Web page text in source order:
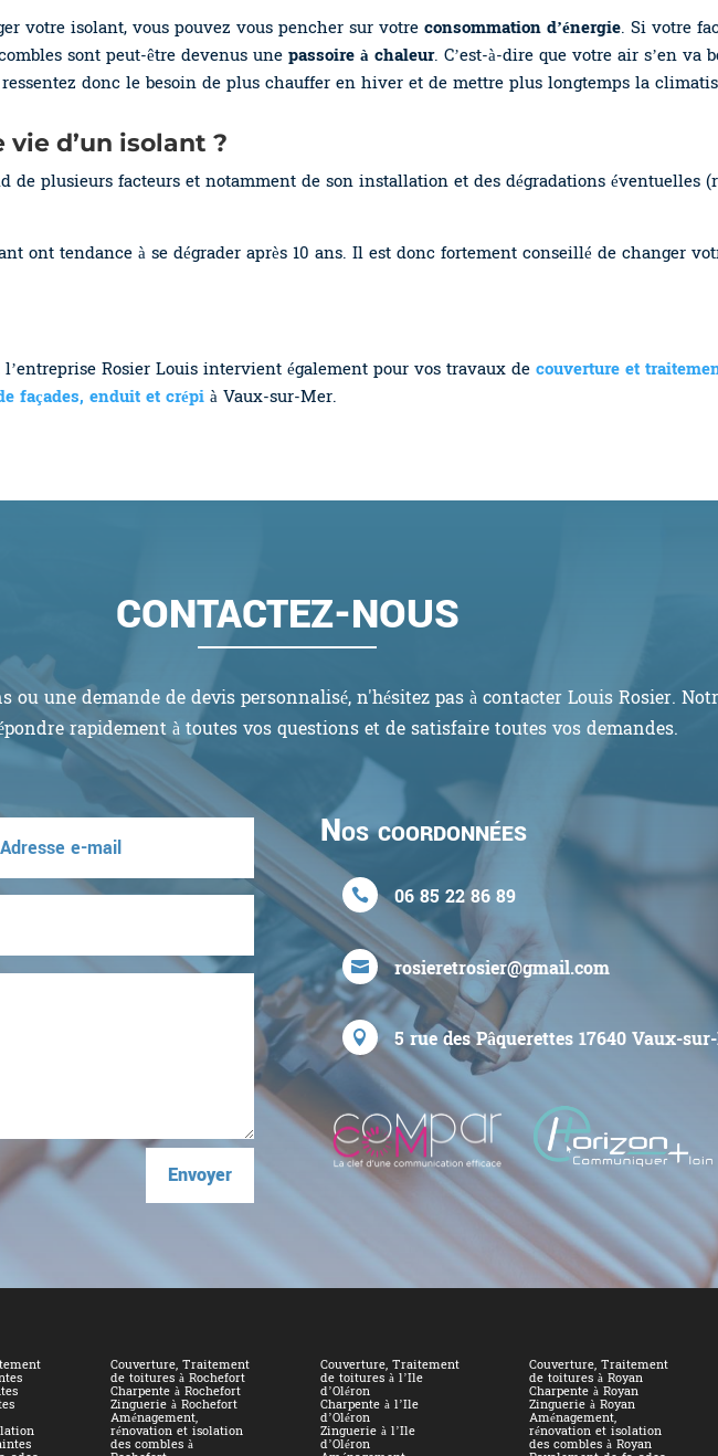
votre isolant, vous pouvez vous pencher sur votreconsommation d’énergie. Si votre
sont peut-être devenus unepassoire à chaleur. C’est-à-dire que votre air s’en va
donc le besoin de plus chauffer en hiver et de mettre plus longtemps la
d’un isolant ?
de plusieurs facteurs et notamment de son installation et des dégradations éventuelles
ont tendance à se dégrader après 10 ans. Il est donc fortement conseillé de changer
Rosier Louis intervient également pour vos travaux decouverture et
façades, enduit et crépià Vaux-sur-Mer.
CONTACTEZ-NOUS
une demande de devis personnalisé, n'hésitez pas à contacter Louis Rosier.
rapidement à toutes vos questions et de satisfaire toutes vos demandes.
Envoyer
Nos coordonnées
 06 85 22 86 89
 rosieretrosier@gmail.com
 5 rue des Pâquerettes17640Vaux-
Couverture, Traitement
de toitures à Rochefort
Charpente à Rochefort
Zinguerie à Rochefort
Aménagement,
rénovation et isolation
des combles à
Couverture, Traitement
de toitures à l’Ile
d’Oléron
Charpente à l’Ile
d’Oléron
Zinguerie à l’Ile
d’Oléron
Couverture, Traitement
de toitures à Royan
Charpente à Royan
Zinguerie à Royan
Aménagement,
rénovation et isolation
des combles à Royan